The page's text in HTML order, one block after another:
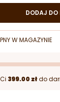
DODAJ DO
W MAGAZYNIE
399.00 złdo